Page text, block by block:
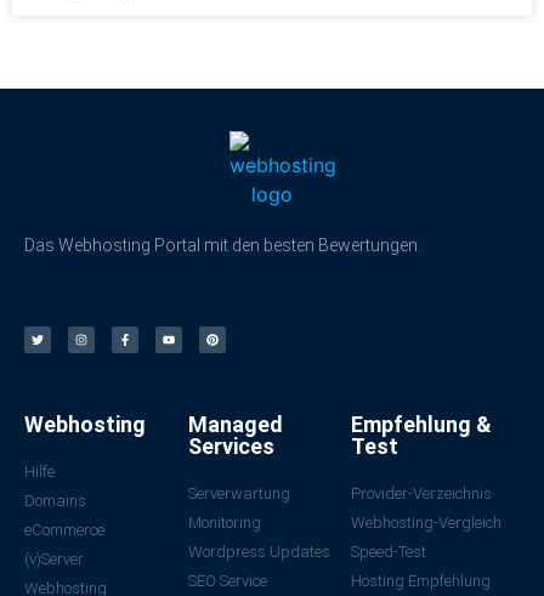
Das Webhosting Portal mit den besten Bewertungen.
Webhosting
Hilfe
Domains
eCommerce
(v)Server
Webhosting
Managed
Services
Serverwartung
Monitoring
Wordpress Updates
SEO Service
Empfehlung &
Test
Provider-Verzeichnis
Webhosting-Vergleich
Speed-Test
Hosting Empfehlung